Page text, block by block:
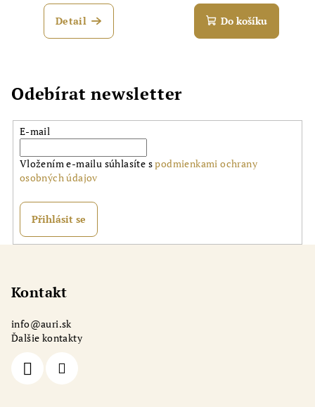
Detail Do košíku
Odebírat newsletter
E-mail
Vložením e-mailu súhlasíte spodmienkami ochrany
osobných údajov
Přihlásit se
Kontakt
info@auri.sk
Ďalšie kontakty